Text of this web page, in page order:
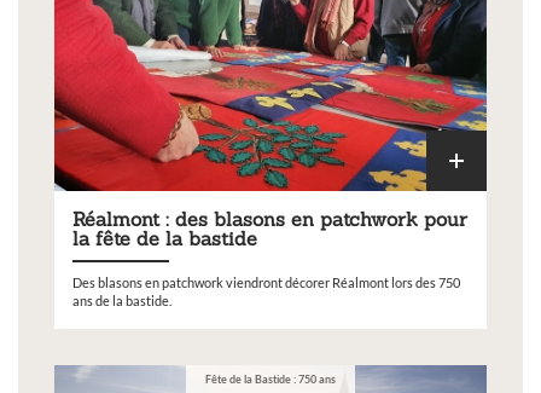
Réalmont : des blasons en patchwork pour
la fête de la bastide
Des blasons en patchwork viendront décorer Réalmont lors des 750
ans de la bastide.
Fête de la Bastide : 750 ans